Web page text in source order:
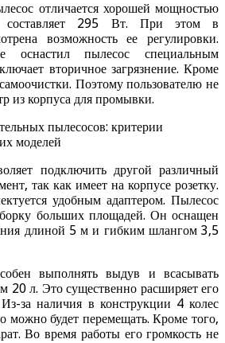
отличается хорошей мощностью
составляет 295 Вт. При этом в
возможность ее регулировки.
оснастил пылесос специальным
вторичное загрязнение. Кроме
Поэтому пользователю не
из корпуса для промывки.
подключить другой различный
так как имеет на корпусе розетку.
удобным адаптером. Пылесос
больших площадей. Он оснащен
длиной 5 м и гибким шлангом 3,5
выполнять выдув и всасывать
20 л. Это существенно расширяет его
за наличия в конструкции 4 колес
можно будет перемещать. Кроме того,
Во время работы его громкость не